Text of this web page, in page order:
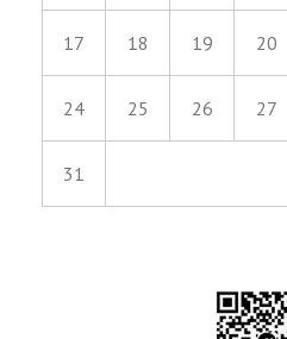
17 18 19 20
24 25 26 27
31